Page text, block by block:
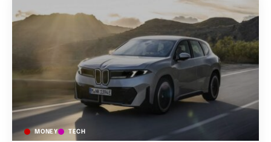
MONEY TECH